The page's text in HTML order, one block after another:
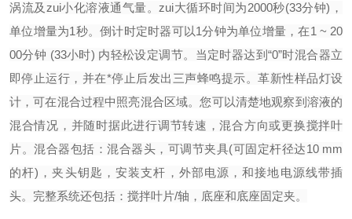
涡流及zui小化溶液通气量。zui大循环时间为2000秒(33分钟)，
单位增量为1秒。倒计时定时器可以1分钟为单位增量，在1 ~ 20
00分钟 (33小时) 内轻松设定调节。当定时器达到“0”时混合器立
即停止运行，并在*停止后发出三声蜂鸣提示。革新性样品灯设
计，可在混合过程中照亮混合区域。您可以清楚地观察到溶液的
混合情况，并随时据此进行调节转速，混合方向或更换搅拌叶
片。 混合器包括：混合器头，可调节夹具(可固定杆径达10 mm
的杆)，夹头钥匙，安装支杆，外部电源，和接地电源线带插
头。 完整系统还包括：搅拌叶片/轴，底座和底座固定夹。